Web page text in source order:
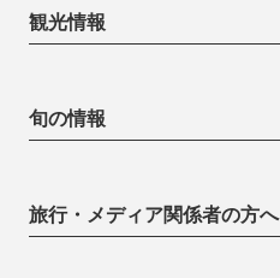
観光情報
旬の情報
旅行・メディア関係者の方へ